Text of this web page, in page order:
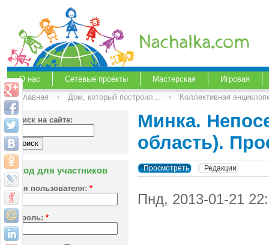
О нас Сетевые проекты Мастерская
Игровая
Главная
› Дом, который построил... › Коллективная
Поиск на сайте:
Вход для участников
Имя пользователя: *
Пароль: *
Минка.
область).
Просмотреть Редакции
Пнд, 2013-01-21